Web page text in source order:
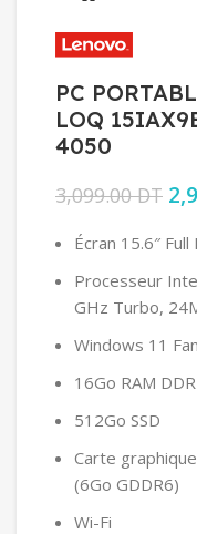
PC
LOQ
4050
3,099.00DT
Écran 15.6″
Processeur
GHz Turbo,
Windows 11
16Go RAM
512Go SSD
Carte
(6Go GDDR6)
Wi-Fi